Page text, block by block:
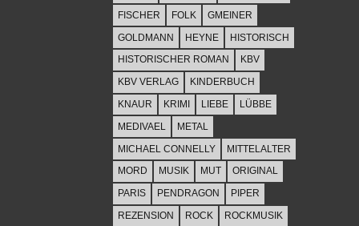
FISCHER
FOLK
GMEINER
GOLDMANN
HEYNE
HISTORISCH
HISTORISCHER ROMAN
KBV
KBV VERLAG
KINDERBUCH
KNAUR
KRIMI LIEBE
LÜBBE
MEDIVAEL
METAL
MICHAEL CONNELLY
MITTELALTER
MORD
MUSIK MUT
ORIGINAL
PARIS
PENDRAGON
PIPER
REZENSION
ROCK ROCKMUSIK